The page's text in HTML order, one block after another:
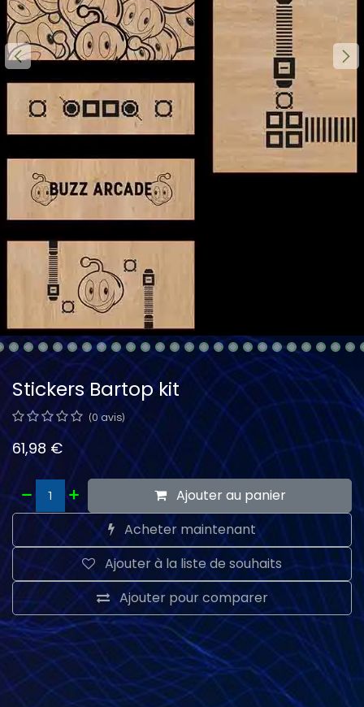
Stickers Bartop kit
(0 avis)
61,98 €
Ajouter au panier
Acheter maintenant
Ajouter pour comparer
Ajouter à la liste de souhaits